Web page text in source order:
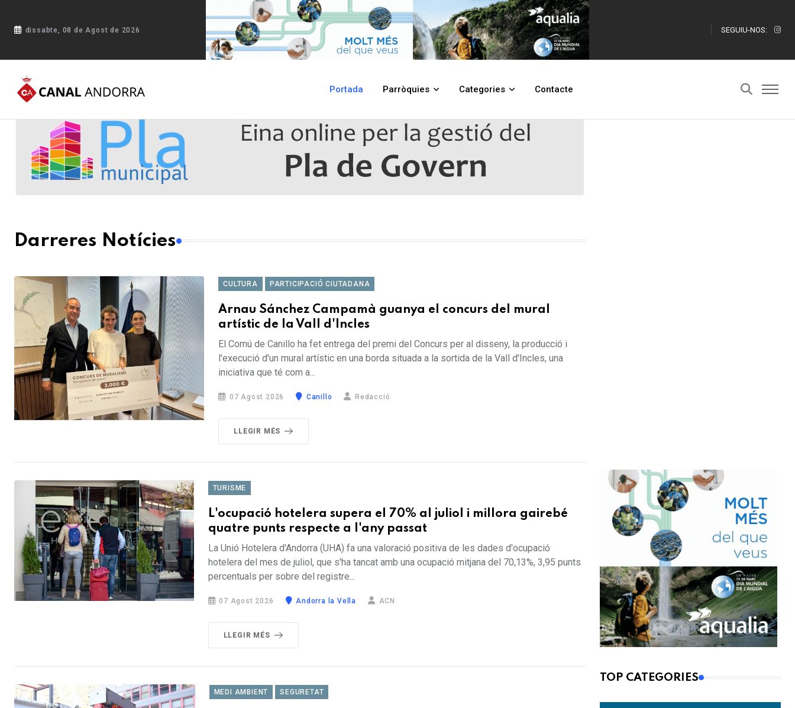
dissabte, 08 de Agost de 2026 SEGUIU-NOS:
Portada Parròquies Categories Contacte
Darreres Notícies
CULTURA PARTICIPACIÓ CIUTADANA
Arnau Sánchez Campamà guanya el concurs del mural
artístic de la Vall d'Incles
El Comú de Canillo ha fet entrega del premi del Concurs per al disseny, la producció i
l'execució d'un mural artístic en una borda situada a la sortida de la Vall d'Incles, una
iniciativa que té com a...
07 Agost 2026 Canillo Redacció
LLEGIR MÉS
TURISME
L'ocupació hotelera supera el 70% al juliol i millora gairebé
quatre punts respecte a l'any passat
La Unió Hotelera d'Andorra (UHA) fa una valoració positiva de les dades d'ocupació
hotelera del mes de juliol, que s'ha tancat amb una ocupació mitjana del 70,13%, 3,95 punts
percentuals per sobre del registre...
07 Agost 2026 Andorra la Vella ACN
LLEGIR MÉS
MEDI AMBIENT SEGURETAT
TOP CATEGORIES